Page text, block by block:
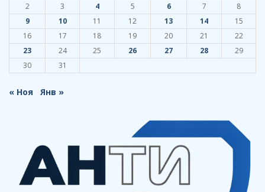
2
3 4 5 6 7
8
9
10 11 12 13 14
15
16
17 18 19 20 21
22
23
24 25 26 27 28
29
30
31
« Ноя Янв »